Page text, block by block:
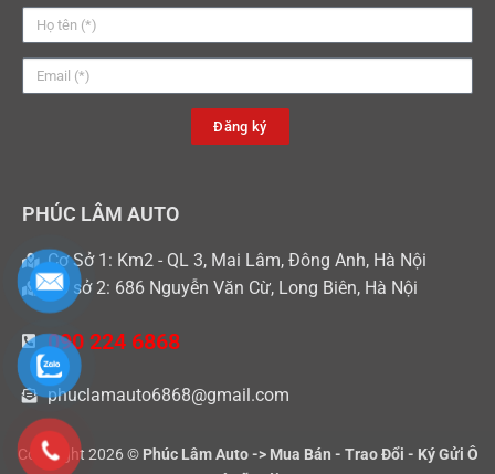
Đăng ký
PHÚC LÂM AUTO
Cơ Sở 1: Km2 - QL 3, Mai Lâm, Đông Anh, Hà Nội
Cơ sở 2: 686 Nguyễn Văn Cừ, Long Biên, Hà Nội
090 224 6868
phuclamauto6868@gmail.com
Copyright 2026 © Phúc Lâm Auto -> Mua Bán - Trao Đổi - Ký Gửi Ô